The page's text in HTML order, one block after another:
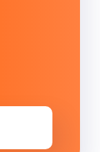
succession